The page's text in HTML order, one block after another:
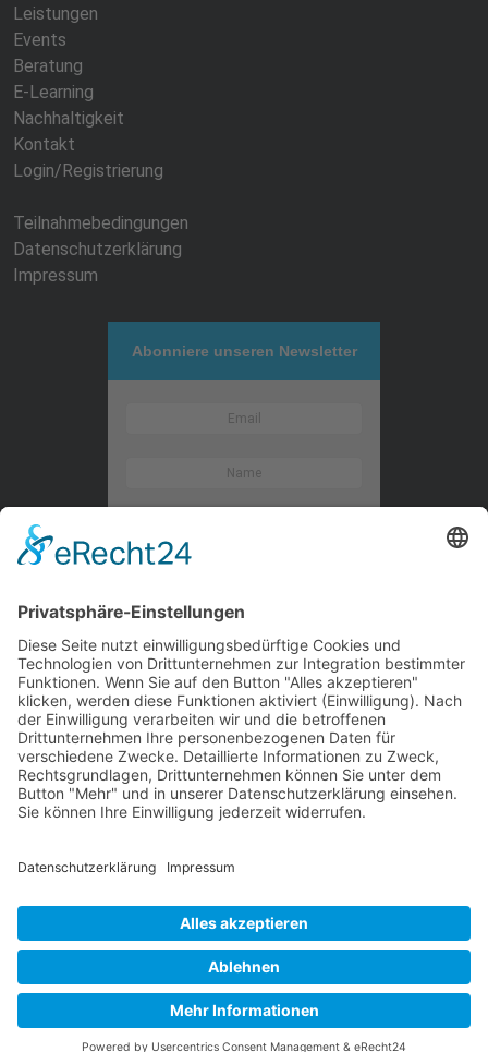
Leistungen
Events
Beratung
E-Learning
Nachhaltigkeit
Kontakt
Login/Registrierung
Teilnahmebedingungen
Datenschutzerklärung
Impressum
Abonniere unseren Newsletter
Kontaktieren Sie uns
WalBee
Bizzmade GmbH
Gießereistraße 29
83022 Rosenheim
Tel.:+49 8031 282 09 50
Web:www.walbee.de
© 2025 WalBee. Alle Rechte vorbehalten.